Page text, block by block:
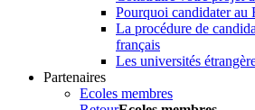
Pourquoi candidater au
La procédure de
français
Les universités
Partenaires
Ecoles membres